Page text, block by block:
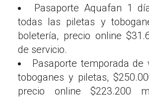
Pasaporte Aquafan 1
todas las piletas y
boletería, precio online
de servicio.
Pasaporte temporada de
toboganes y piletas,
precio online $223.200